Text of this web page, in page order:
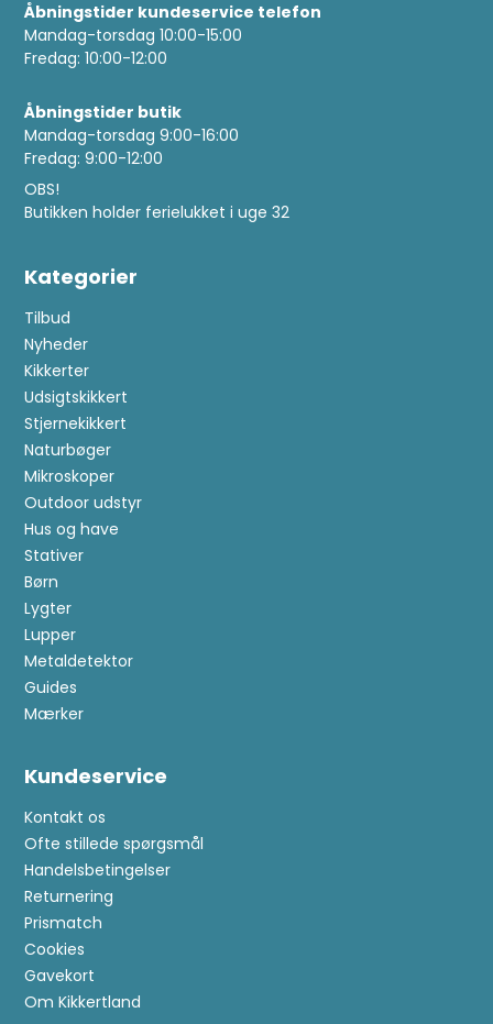
Åbningstider kundeservice telefon
Mandag-torsdag 10:00-15:00
Fredag: 10:00-12:00
Åbningstider butik
Mandag-torsdag 9:00-16:00
Fredag: 9:00-12:00
OBS!
Butikken holder ferielukket i uge 32
Kategorier
Tilbud
Nyheder
Kikkerter
Udsigtskikkert
Stjernekikkert
Naturbøger
Mikroskoper
Outdoor udstyr
Hus og have
Stativer
Børn
Lygter
Lupper
Metaldetektor
Guides
Mærker
Kundeservice
Kontakt os
Ofte stillede spørgsmål
Handelsbetingelser
Returnering
Prismatch
Cookies
Gavekort
Om Kikkertland